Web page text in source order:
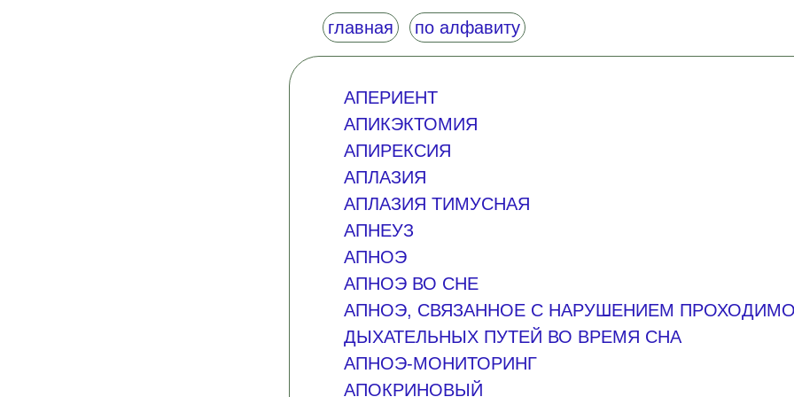
главная по алфавиту
АПЕРИЕНТ
АПИКЭКТОМИЯ
АПИРЕКСИЯ
АПЛАЗИЯ
АПЛАЗИЯ ТИМУСНАЯ
АПНЕУЗ
АПНОЭ
АПНОЭ ВО СНЕ
АПНОЭ, СВЯЗАННОЕ С НАРУШЕНИЕМ
ДЫХАТЕЛЬНЫХ ПУТЕЙ ВО ВРЕМЯ СНА
АПНОЭ-МОНИТОРИНГ
АПОКРИНОВЫЙ